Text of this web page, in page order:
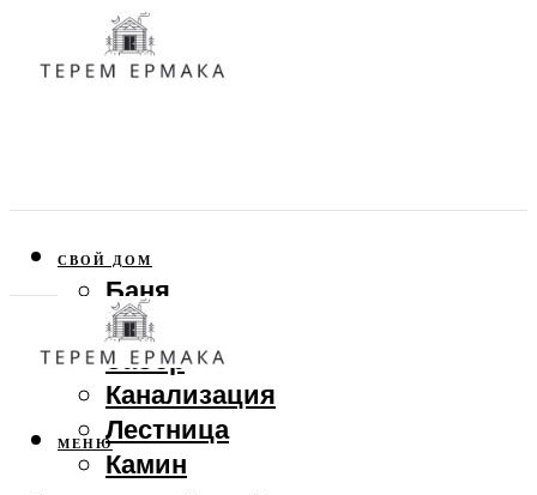
СВОЙ ДОМ
Баня
Веранда
Забор
Канализация
Лестница
Камин
МЕНЮ